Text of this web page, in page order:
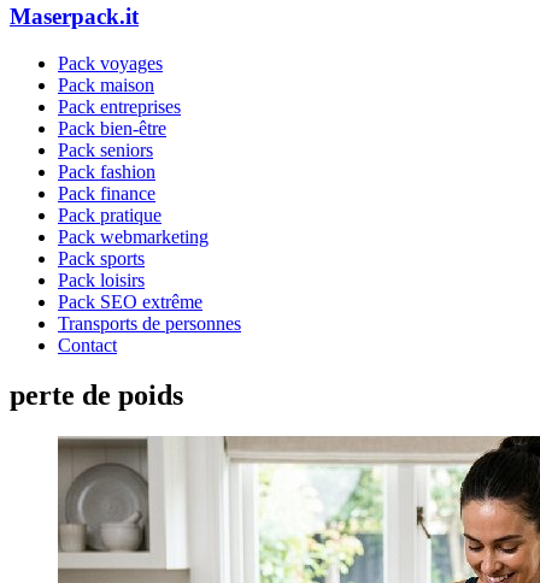
Maserpack.it
Pack voyages
Pack maison
Pack entreprises
Pack bien-être
Pack seniors
Pack fashion
Pack finance
Pack pratique
Pack webmarketing
Pack sports
Pack loisirs
Pack SEO extrême
Transports de personnes
Contact
perte de poids